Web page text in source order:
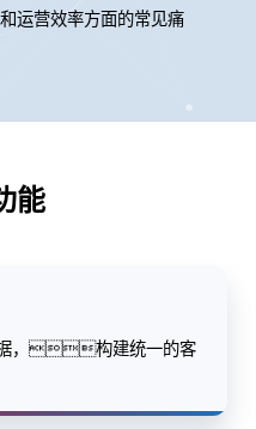
营效率方面的常见痛
能
据，构建统一的客